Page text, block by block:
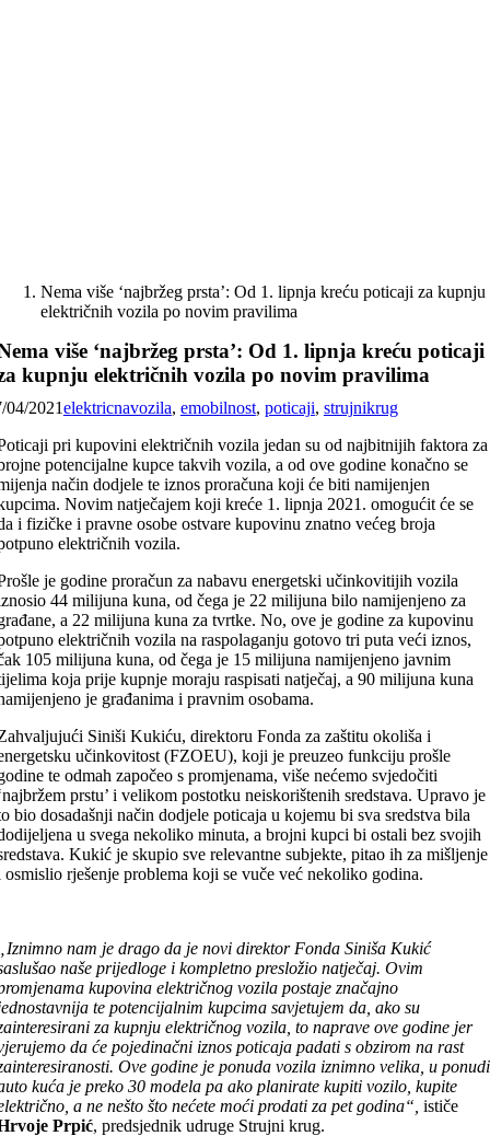
Nema više ‘najbržeg prsta’: Od 1. lipnja kreću poticaji za kupnju
električnih vozila po novim pravilima
više ‘najbržeg prsta’: Od 1. lipnja kreću poticaji
kupnju električnih vozila po novim pravilima
04/2021elektricnavozila, emobilnost, poticaji, strujnikrug
pri kupovini električnih vozila jedan su od najbitnijih faktora za
potencijalne kupce takvih vozila, a od ove godine konačno se
način dodjele te iznos proračuna koji će biti namijenjen
Novim natječajem koji kreće 1. lipnja 2021. omogućit će se
i fizičke i pravne osobe ostvare kupovinu znatno većeg broja
električnih vozila.
je godine proračun za nabavu energetski učinkovitijih vozila
44 milijuna kuna, od čega je 22 milijuna bilo namijenjeno za
a 22 milijuna kuna za tvrtke. No, ove je godine za kupovinu
električnih vozila na raspolaganju gotovo tri puta veći iznos,
105 milijuna kuna, od čega je 15 milijuna namijenjeno javnim
koja prije kupnje moraju raspisati natječaj, a 90 milijuna kuna
je građanima i pravnim osobama.
Siniši Kukiću, direktoru Fonda za zaštitu okoliša i
učinkovitost (FZOEU), koji je preuzeo funkciju prošle
te odmah započeo s promjenama, više nećemo svjedočiti
prstu’ i velikom postotku neiskorištenih sredstava. Upravo je
bio dosadašnji način dodjele poticaja u kojemu bi sva sredstva bila
u svega nekoliko minuta, a brojni kupci bi ostali bez svojih
Kukić je skupio sve relevantne subjekte, pitao ih za mišljenje
osmislio rješenje problema koji se vuče već nekoliko godina.
nam je drago da je novi direktor Fonda Siniša Kukić
naše prijedloge i kompletno presložio natječaj. Ovim
kupovina električnog vozila postaje značajno
te potencijalnim kupcima savjetujem da, ako su
za kupnju električnog vozila, to naprave ove godine jer
da će pojedinačni iznos poticaja padati s obzirom na rast
Ove godine je ponuda vozila iznimno velika, u ponudi
kuća je preko 30 modela pa ako planirate kupiti vozilo, kupite
a ne nešto što nećete moći prodati za pet godina“,ističe
Prpić, predsjednik udruge Strujni krug.